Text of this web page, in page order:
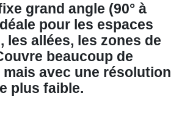
grand angle (90° à
pour les espaces
les allées, les zones de
beaucoup de
avec une résolution
plus faible.